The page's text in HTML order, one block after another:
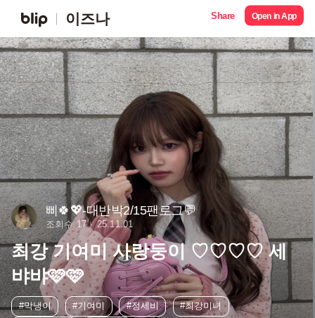
이즈나 Share Open in App
삐🍀💖-대반박2/15팬로그💬
조회수 17 25.11.01
최강 기여미 사랑둥이 ♡♡♡♡ 세
뱌뱌🩷🩷
#막냉이 #기여미 #정세비
#최강미녀